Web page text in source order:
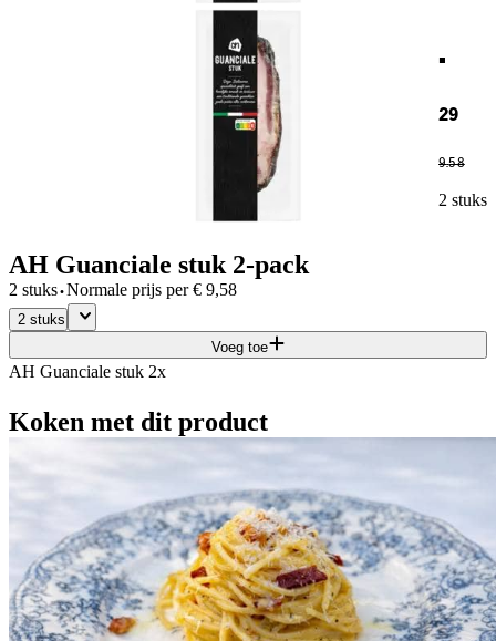
.
29
9.58
2 stuks
AH Guanciale stuk 2-pack
2 stuks·Normale prijs per € 9,58
2 stuks
Voeg toe
AH Guanciale stuk 2x
Koken met dit product